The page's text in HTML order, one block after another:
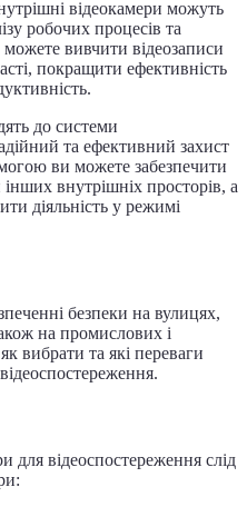
відеокамери можуть
робочих процесів та
можете вивчити відеозаписи
покращити ефективність
до системи
та ефективний захист
ви можете забезпечити
внутрішніх просторів, а
діяльність у режимі
безпеки на вулицях,
на промислових і
вибрати та які переваги
для відеоспостереження слід